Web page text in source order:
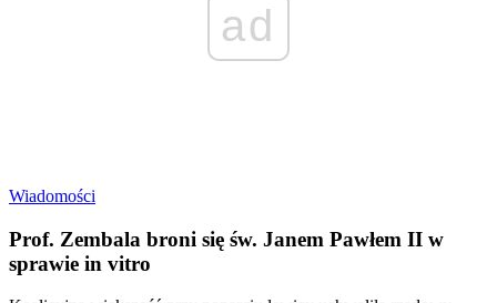
ad
Wiadomości
Prof. Zembala broni się św. Janem Pawłem II w
sprawie in vitro